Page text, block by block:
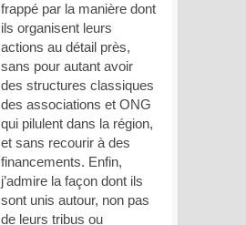
frappé par la manière dont
ils organisent leurs
actions au détail près,
sans pour autant avoir
des structures classiques
des associations et ONG
qui pilulent dans la région,
et sans recourir à des
financements. Enfin,
j’admire la façon dont ils
sont unis autour, non pas
de leurs tribus ou